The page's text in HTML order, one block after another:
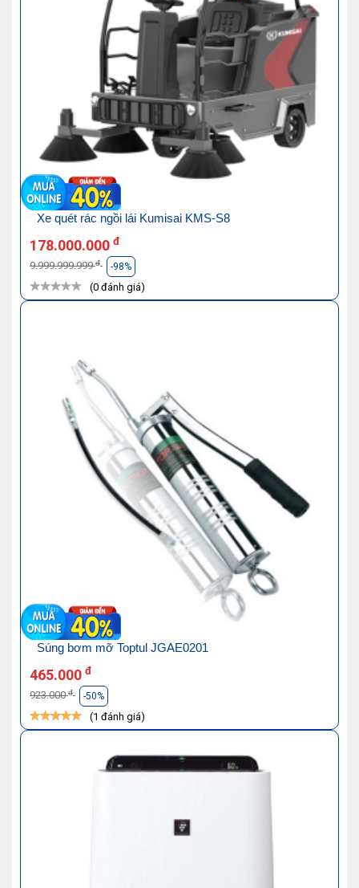
Xe quét rác ngồi lái Kumisai KMS-S8
178.000.000 đ
9.999.999.999đ -98%
(0 đánh giá)
Súng bơm mỡ Toptul JGAE0201
465.000 đ
923.000đ -50%
(1 đánh giá)